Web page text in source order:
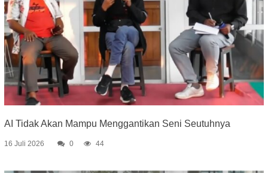
AI Tidak Akan Mampu Menggantikan Seni Seutuhnya
16 Juli 2026 0 44